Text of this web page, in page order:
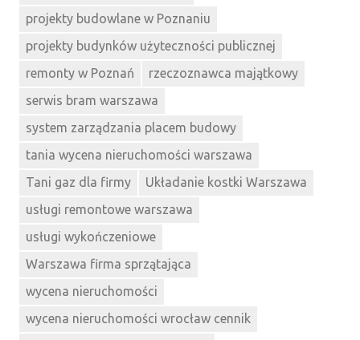
projekty budowlane w Poznaniu
projekty budynków użyteczności publicznej
remonty w Poznań
rzeczoznawca majątkowy
serwis bram warszawa
system zarządzania placem budowy
tania wycena nieruchomości warszawa
Tani gaz dla firmy
Układanie kostki Warszawa
usługi remontowe warszawa
usługi wykończeniowe
Warszawa firma sprzątająca
wycena nieruchomości
wycena nieruchomości wrocław cennik